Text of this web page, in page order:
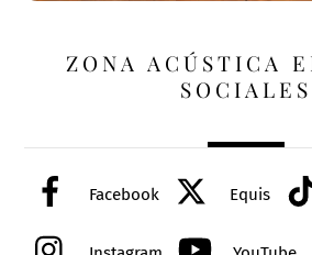
ZONA ACÚSTICA
SOCIALES
Facebook Equis